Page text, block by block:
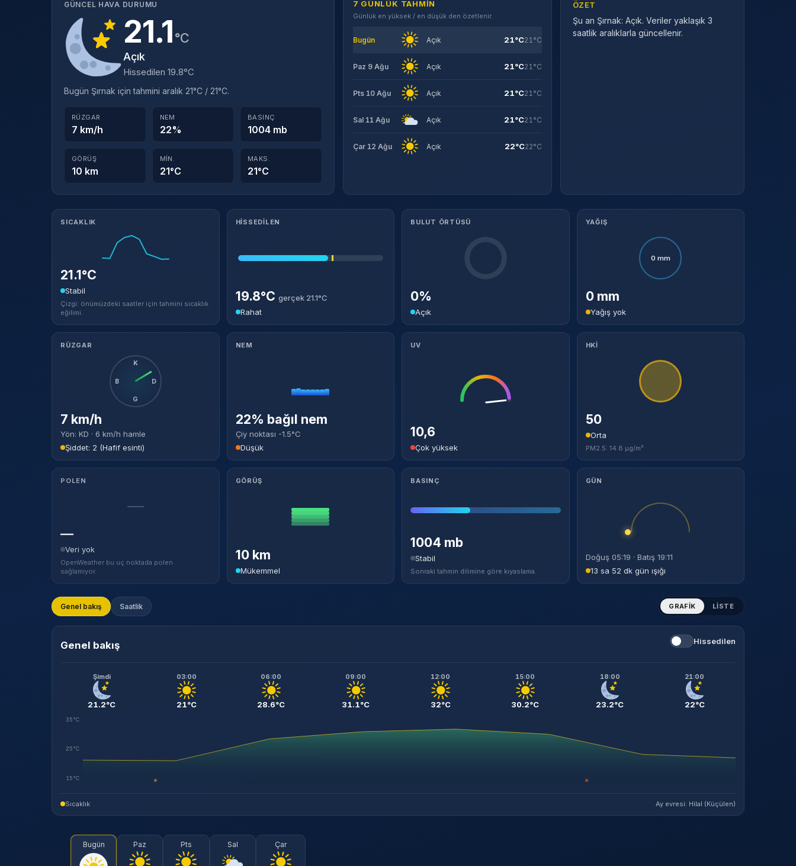
GÜNCEL HAVA DURUMU
21.1°C
Açık
Hissedilen 19.8°C
Bugün Şırnak için tahmini aralık 21°C / 21°C.
RÜZGAR
7 km/h
NEM
22%
BASINÇ
1004 mb
GÖRÜŞ
10 km
MIN.
21°C
MAKS.
21°C
7 GÜNLÜK TAHMIN
Günlük en yüksek / en düşük den özetlenir.
Bugün Açık 21°C21°C
Paz 9 Ağu Açık 21°C21°C
Pts 10 Ağu Açık 21°C21°C
Sal 11 Ağu Açık 21°C21°C
Çar 12 Ağu Açık 22°C22°C
ÖZET
Şu an Şırnak: Açık. Veriler yaklaşık 3
saatlik aralıklarla güncellenir.
Meteorolojik ayrıntılar
SICAKLIK
21.1°C
Stabil
Çizgi: önümüzdeki saatler için tahmini sıcaklık
eğilimi.
HISSEDILEN
19.8°C gerçek 21.1°C
Rahat
BULUT ÖRTÜSÜ
0%
Açık
YAĞIŞ
0 mm
0 mm
Yağış yok
RÜZGAR
K
D
G
B
7 km/h
Yön: KD · 6 km/h hamle
Şiddet: 2 (Hafif esinti)
NEM
22% bağıl nem
Çiy noktası -1.5°C
Düşük
UV
10,6
Çok yüksek
HKİ
50
Orta
PM2.5: 14.8 µg/m³
POLEN
—
—
Veri yok
OpenWeather bu uç noktada polen
sağlamıyor.
GÖRÜŞ
10 km
Mükemmel
BASINÇ
1004 mb
Stabil
Sonraki tahmin dilimine göre kıyaslama.
GÜN
Doğuş 05:19 · Batış 19:11
13 sa 52 dk gün ışığı
Genel bakış Saatlik GRAFIK LISTE
Genel bakış Hissedilen
Şimdi
21.2°C
03:00
21°C
06:00
28.6°C
09:00
31.1°C
12:00
32°C
15:00
30.2°C
18:00
23.2°C
21:00
22°C
35°C
25°C
15°C ☀ ☀
Sıcaklık Ay evresi: Hilal (Küçülen)
Bugün Paz Pts Sal Çar